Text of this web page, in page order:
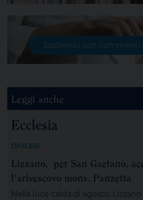
Sostienici con commenti
Leggi anche
Ecclesia
DIOCESI
Lizzano, per San Gaetano,
l'arivescovo mons. Panzetta
Nella luce calda di agosto, Lizzano